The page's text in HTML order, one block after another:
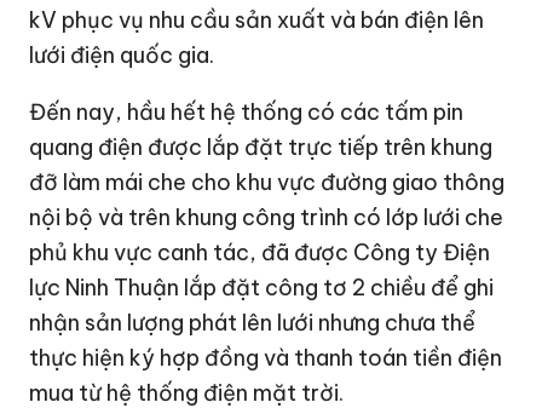
kV phục vụ nhu cầu sản xuất và bán điện lên
lưới điện quốc gia.
Đến nay, hầu hết hệ thống có các tấm pin
quang điện được lắp đặt trực tiếp trên khung
đỡ làm mái che cho khu vực đường giao thông
nội bộ và trên khung công trình có lớp lưới che
phủ khu vực canh tác, đã được Công ty Điện
lực Ninh Thuận lắp đặt công tơ 2 chiều để ghi
nhận sản lượng phát lên lưới nhưng chưa thể
thực hiện ký hợp đồng và thanh toán tiền điện
mua từ hệ thống điện mặt trời.